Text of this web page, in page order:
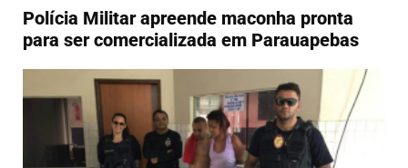
Polícia Militar apreende maconha pronta
para ser comercializada em Parauapebas